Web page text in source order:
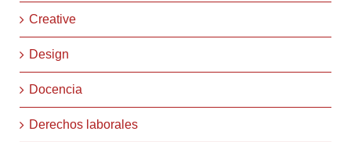
Creative
Design
Docencia
Derechos laborales